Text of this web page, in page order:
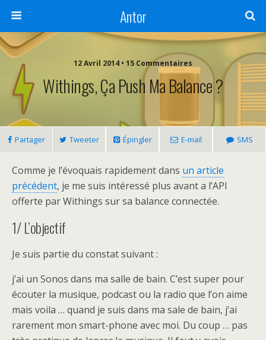
Antor
12 Avril 2014 • 15 Commentaires
Withings, Ça Push Ma Balance ?
Partager Tweeter Épingler E-mail SMS
Comme je l’évoquais rapidement dans un article
précédent, je me suis intéressé plus avant a l’API
offerte par Withings sur sa balance connectée.
1/ L’objectif
Je suis partie du constat suivant :
j’ai un Sonos dans ma salle de bain. C’est super pour
écouter la musique, podcast ou la radio que l’on aime
mais voila … quand je suis dans ma sale de bain, j’ai
rarement mon smart-phone avec moi. Du coup … pas